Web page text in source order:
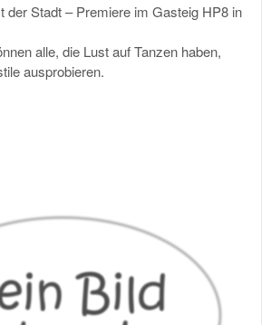
der Stadt – Premiere im Gasteig HP8 in
alle, die Lust auf Tanzen haben,
ausprobieren.